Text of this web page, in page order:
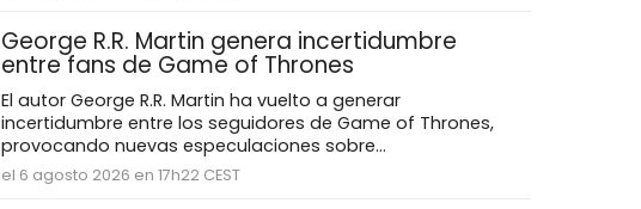
George R.R. Martin genera incertidumbre
entre fans de Game of Thrones
El autor George R.R. Martin ha vuelto a generar
incertidumbre entre los seguidores de Game of Thrones,
provocando nuevas especulaciones sobre...
el 6 agosto 2026 en 17h22 CEST